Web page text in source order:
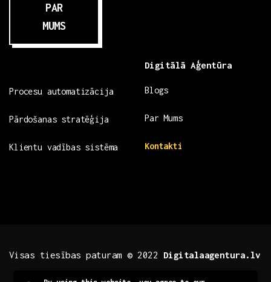
PAR
MUMS
Procesu automatizācija
Pārdošanas stratēģija
Klientu vadības sistēma
Digitālā Aģentūra
Blogs
Par Mums
Kontakti
Visas tiesības paturam © 2022 Digitalaagentura.lv